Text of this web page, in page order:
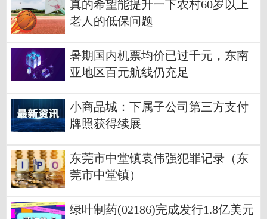
真的希望能提升一下农村60岁以上
老人的低保问题
暑期国内机票均价已过千元，东南
亚地区百元航线仍充足
小商品城：下属子公司第三方支付
牌照获得续展
东莞市中堂镇袁伟强犯罪记录（东
莞市中堂镇）
绿叶制药(02186)完成发行1.8亿美元